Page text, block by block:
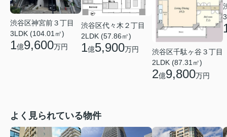
渋谷区神宮前３丁目
3LDK (104.01㎡)
1億9,600万円
渋谷区代々木２丁目
2LDK (57.86㎡)
1億5,900万円
渋谷区千駄ヶ谷３丁目
2LDK (87.31㎡)
2億9,800万円
よく見られている物件